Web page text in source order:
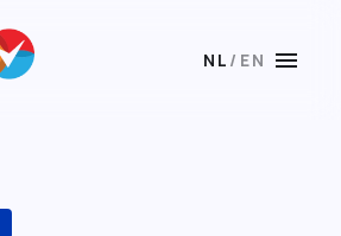
NL / EN menu